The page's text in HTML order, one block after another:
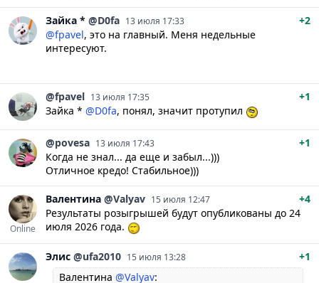
Зайка * @D0fa 13 июля 17:33
+2
@fpavel, это на главный. Меня недельные
интересуют.
@fpavel 13 июля 17:35
+1
Зайка * @D0fa, понял, значит протупил
@povesa 13 июля 17:43
+1
Когда не знал... да еще и забыл...)))
Отличное кредо! Стабильное)))
Online
Валентина @Valyav 15 июля 12:47
+4
Результаты розыгрышей будут опубликованы до 24
июля 2026 года.
Элис @ufa2010 15 июля 13:28
+1
Валентина @Valyav: